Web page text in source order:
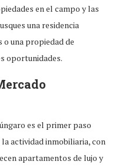
en el campo y las
una residencia
o una propiedad de
oportunidades.
es el primer paso
actividad inmobiliaria, con
apartamentos de lujo y